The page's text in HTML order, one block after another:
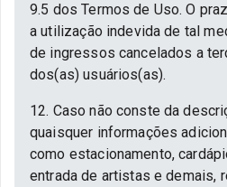
9.5 dos Termos de Uso. O
a utilização indevida de tal
de ingressos cancelados a
dos(as) usuários(as).
12. Caso não conste da
quaisquer informações
como estacionamento,
entrada de artistas e demais,